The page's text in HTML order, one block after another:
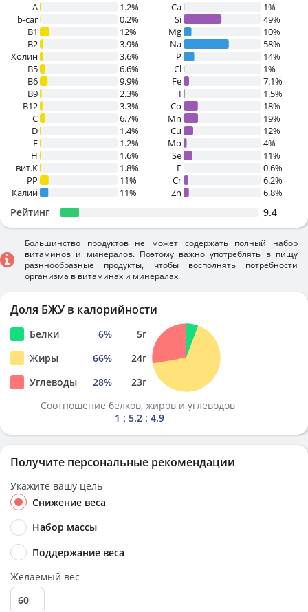
A
1.2%
b-car
0.2%
В1
12%
B2
3.9%
Холин
3.6%
B5
6.6%
B6
9.9%
B9
2.3%
B12
3.3%
C
6.7%
D
1.4%
E
1.2%
H
1.6%
вит.К
1.8%
PP
11%
Калий
11%
Ca
1%
Si
49%
Mg
10%
Na
58%
P
14%
Cl
1%
Fe
7.1%
I
1.5%
Co
18%
Mn
19%
Cu
12%
Mo
4%
Se
11%
F
0.6%
Cr
6.2%
Zn
6.8%
Рейтинг 9.4
Большинство продуктов не может содержать полный набор
витаминов и минералов. Поэтому важно употреблять в пищу
разннообразные продукты, чтобы восполнять потребности
организма в витаминах и минералах.
Доля БЖУ в калорийности
Белки 6% 5г
Жиры
66% 24г
Углеводы
28% 23г
Соотношение белков, жиров и углеводов
1 : 5.2 : 4.9
Получите персональные рекомендации
Укажите вашу цель
Снижение веса
Набор массы
Поддержание веса
Желаемый вес